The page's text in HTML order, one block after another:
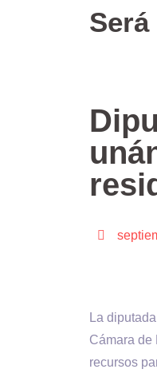
La
Cámara de
recursos